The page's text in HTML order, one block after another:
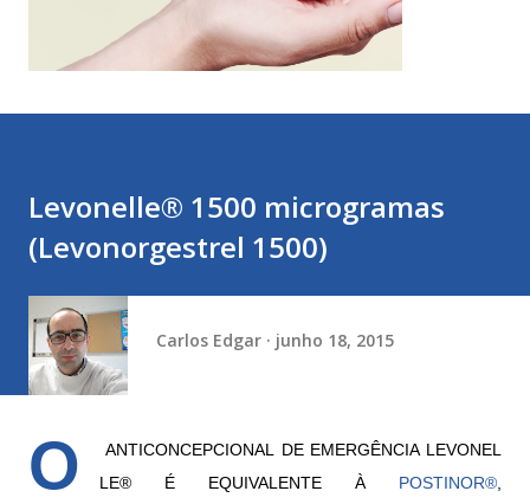
Levonelle® 1500 microgramas
(Levonorgestrel 1500)
Carlos Edgar junho 18, 2015
O
ANTICONCEPCIONAL DE EMERGÊNCIA LEVONEL
LE® É EQUIVALENTE À POSTINOR®